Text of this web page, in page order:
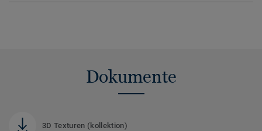
Dokumente
3D Texturen (kollektion)